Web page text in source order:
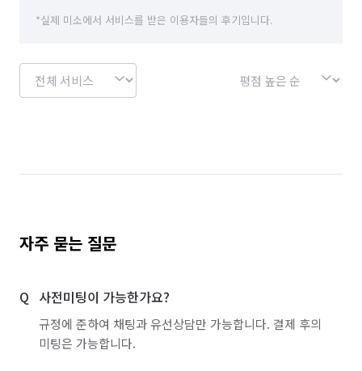
*실제 미소에서 서비스를 받은 이용자들의 후기입니다.
자주 묻는 질문
사전미팅이 가능한가요?
규정에 준하여 채팅과 유선상담만 가능합니다. 결제 후의
미팅은 가능합니다.